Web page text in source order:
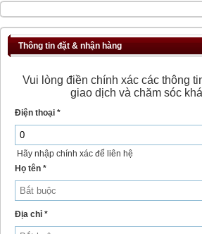
Thông tin đặt & nhận hàng
Vui lòng điền chính xác các thông
giao dịch và chăm sóc
Điện thoại *
Hãy nhập chính xác để liên hệ
Họ tên *
Địa chỉ *